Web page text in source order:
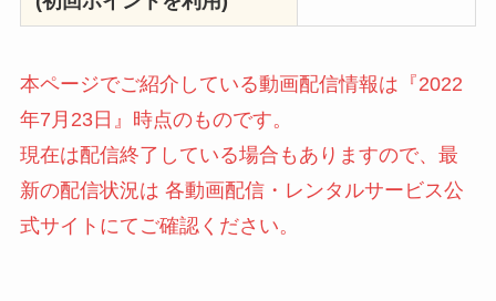
本ページでご紹介している動画配信情報は『2022
年7月23日』時点のものです。
現在は配信終了している場合もありますので、最
新の配信状況は 各動画配信・レンタルサービス公
式サイトにてご確認ください。